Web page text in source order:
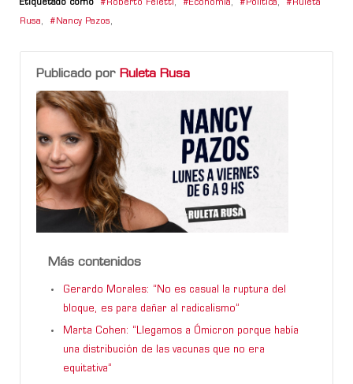
Etiquetado como Roberto Feletti, Economía, Política, Ruleta
Rusa, Nancy Pazos,
Publicado por Ruleta Rusa
Más contenidos
Gerardo Morales: “No es casual la ruptura del
bloque, es para dañar al radicalismo”
Marta Cohen: “Llegamos a Ómicron porque había
una distribución de las vacunas que no era
equitativa”